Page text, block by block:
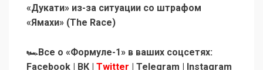
«Дукати» из-за ситуации со штрафом
«Ямахи» (The Race)
🏎Все о «Формуле-1» в ваших соцсетях:
Facebook | ВК | Twitter | Telegram | Instagram